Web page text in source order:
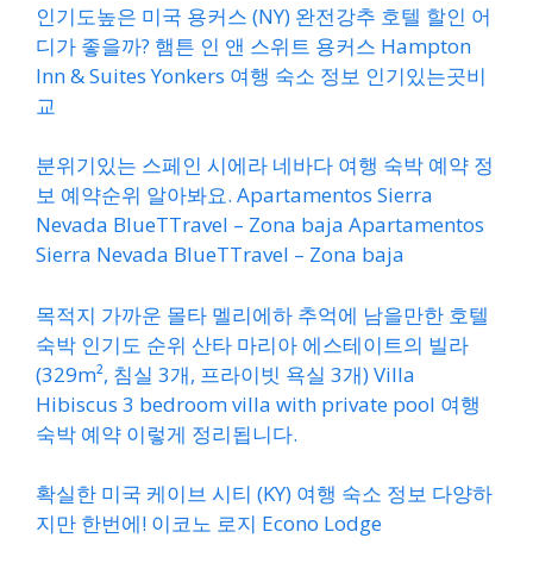
인기도높은 미국 용커스 (NY) 완전강추 호텔 할인 어
디가 좋을까? 햄튼 인 앤 스위트 용커스 Hampton
Inn & Suites Yonkers 여행 숙소 정보 인기있는곳비
교
분위기있는 스페인 시에라 네바다 여행 숙박 예약 정
보 예약순위 알아봐요. Apartamentos Sierra
Nevada BlueTTravel – Zona baja Apartamentos
Sierra Nevada BlueTTravel – Zona baja
목적지 가까운 몰타 멜리에하 추억에 남을만한 호텔
숙박 인기도 순위 산타 마리아 에스테이트의 빌라
(329m², 침실 3개, 프라이빗 욕실 3개) Villa
Hibiscus 3 bedroom villa with private pool 여행
숙박 예약 이렇게 정리됩니다.
확실한 미국 케이브 시티 (KY) 여행 숙소 정보 다양하
지만 한번에! 이코노 로지 Econo Lodge